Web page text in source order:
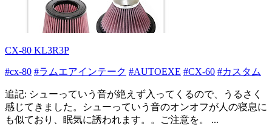
CX-80 KL3R3P
#cx-80 #ラムエアインテーク #AUTOEXE #CX-60 #カスタム
追記: シューっていう音が絶えず入ってくるので、うるさく
感じてきました。シューっていう音のオンオフが人の寝息に
も似ており、眠気に誘われます。。ご注意を。 ...